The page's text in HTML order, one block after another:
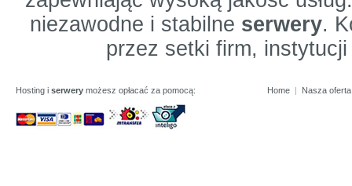
niezawodne i stabilne serwery.
przez setki firm,
Hosting i serwery możesz opłacać za pomocą: Home | Nasza oferta